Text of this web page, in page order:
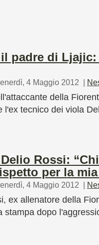
padre di Ljajic:
4 Maggio 2012 |
della
l'ex tecnico dei viola
Rossi:
per la
4 Maggio 2012 |
ex allenatore della
stampa dopo